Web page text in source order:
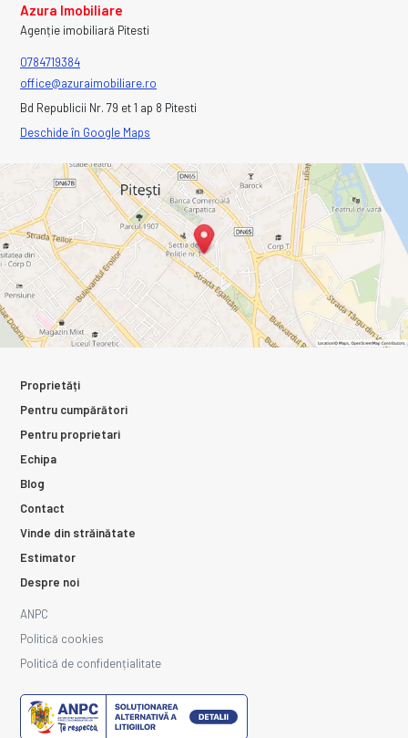
Azura Imobiliare
Agenție imobiliară Pitesti
0784719384
office@azuraimobiliare.ro
Bd Republicii Nr. 79 et 1 ap 8 Pitesti
Deschide în Google Maps
Proprietăți
Pentru cumpărători
Pentru proprietari
Echipa
Blog
Contact
Vinde din străinătate
Estimator
Despre noi
ANPC
Politică cookies
Politică de confidențialitate